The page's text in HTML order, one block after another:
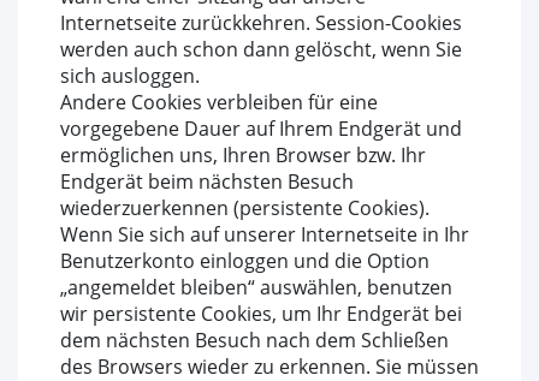
Internetseite zurückkehren. Session-Cookies
werden auch schon dann gelöscht, wenn Sie
sich ausloggen.
Andere Cookies verbleiben für eine
vorgegebene Dauer auf Ihrem Endgerät und
ermöglichen uns, Ihren Browser bzw. Ihr
Endgerät beim nächsten Besuch
wiederzuerkennen (persistente Cookies).
Wenn Sie sich auf unserer Internetseite in Ihr
Benutzerkonto einloggen und die Option
„angemeldet bleiben“ auswählen, benutzen
wir persistente Cookies, um Ihr Endgerät bei
dem nächsten Besuch nach dem Schließen
des Browsers wieder zu erkennen. Sie müssen